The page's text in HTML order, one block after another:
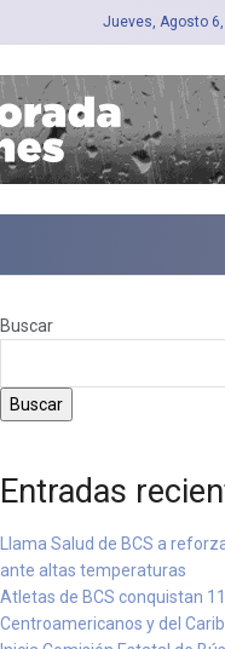
Jueves, Agosto
Buscar
Buscar
Entradas
Llama Salud de BCS a
ante altas temperaturas
Atletas de BCS conquistan
Centroamericanos y del